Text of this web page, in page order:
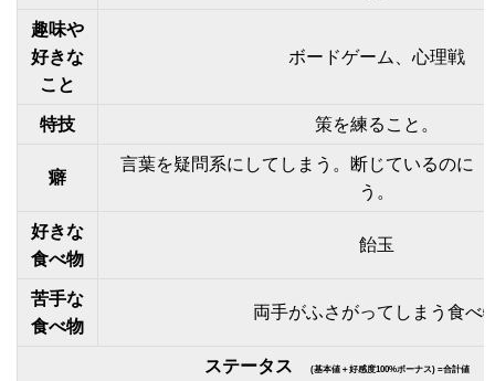
趣味や
好きな
こと
ボードゲーム、心理戦
特技 策を練ること。
癖
言葉を疑問系にしてしまう。断じているのに
う。
好きな
食べ物
飴玉
苦手な
食べ物
両手がふさがってしまう食べ
ステータス (基本値＋好感度100%ボーナス) =合計値